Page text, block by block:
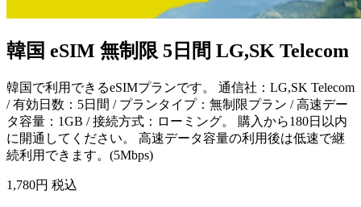
韓国 eSIM 無制限 5日間 LG,SK Telecom
韓国で利用できるeSIMプランです。 通信社：LG,SK Telecom
/ 有効日数：5日間 / プランタイプ：無制限プラン / 高速デー
タ容量：1GB / 接続方式：ローミング。 購入から180日以内
に開通してください。 高速データ容量の利用後は低速で継
続利用できます。(5Mbps)
1,780円 税込